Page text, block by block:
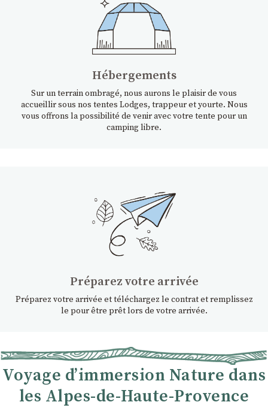
Hébergements
Sur un terrain ombragé, nous aurons le plaisir de vous
accueillir sous nos tentes Lodges, trappeur et yourte. Nous
vous offrons la possibilité de venir avec votre tente pour un
camping libre.
Préparez votre arrivée
Préparez votre arrivée et téléchargez le contrat et remplissez
le pour être prêt lors de votre arrivée.
Voyage d’immersion Nature dans
les Alpes-de-Haute-Provence